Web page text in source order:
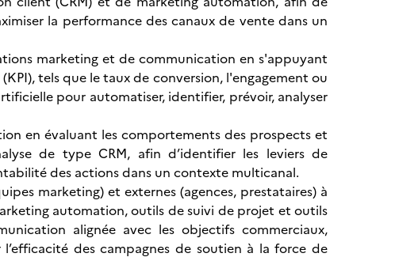
la performance des canaux de vente dans un
marketing et de communication en s'appuyant
tels que le taux de conversion, l'engagement ou
pour automatiser, identifier, prévoir, analyser
en évaluant les comportements des prospects et
de type CRM, afin d’identifier les leviers de
des actions dans un contexte multicanal.
marketing) et externes (agences, prestataires) à
automation, outils de suivi de projet et outils
alignée avec les objectifs commerciaux,
des campagnes de soutien à la force de